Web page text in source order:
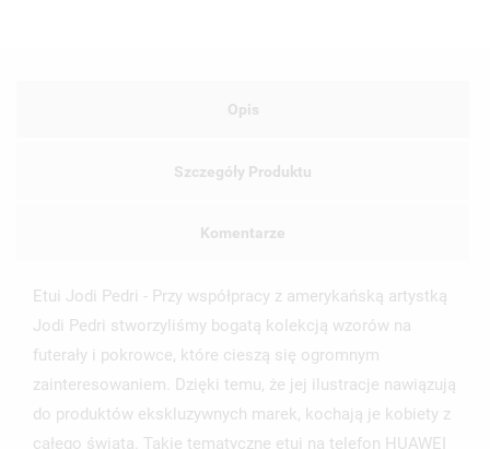
Opis
Szczegóły Produktu
Komentarze
Etui Jodi Pedri - Przy współpracy z amerykańską artystką
Jodi Pedri stworzyliśmy bogatą kolekcją wzorów na
futerały i pokrowce, które cieszą się ogromnym
zainteresowaniem. Dzięki temu, że jej ilustracje nawiązują
do produktów ekskluzywnych marek, kochają je kobiety z
całego świata. Takie tematyczne etui na telefon HUAWEI
MOJE LISTY ŻYCZEŃ
UTWÓRZ LISTĘ ŻYCZEŃ
NAZWA LISTY ŻYCZEŃ
ZALOGUJ SIĘ
MUSISZ BYĆ ZALOGOWANY BY ZAPISAĆ PRODUKTY NA
SWOJEJ LIŚCIE ŻYCZEŃ.